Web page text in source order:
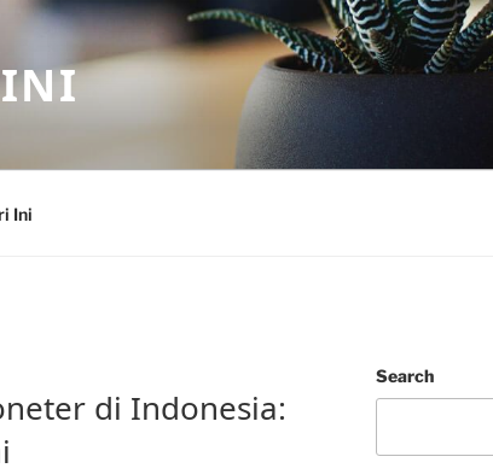
INI
Ini
di Indonesia:
Search